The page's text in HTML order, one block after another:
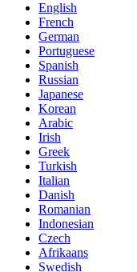
English
French
German
Portuguese
Spanish
Russian
Japanese
Korean
Arabic
Irish
Greek
Turkish
Italian
Danish
Romanian
Indonesian
Czech
Afrikaans
Swedish